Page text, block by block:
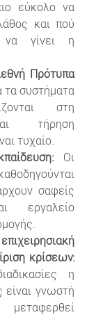
εύκολο να
και πού
να γίνει η
Πρότυπα
τα συστήματα
στη
τήρηση
τυχαίο.
Οι
σαφείς
εργαλείο
κρίσεων:
η
γνωστή